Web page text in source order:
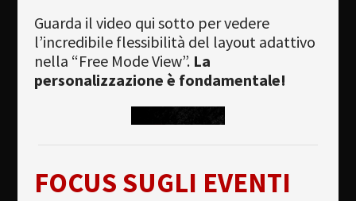
Guarda il video qui sotto per vedere
l’incredibile flessibilità del layout adattivo
nella “Free Mode View”. La
personalizzazione è fondamentale!
FOCUS SUGLI EVENTI